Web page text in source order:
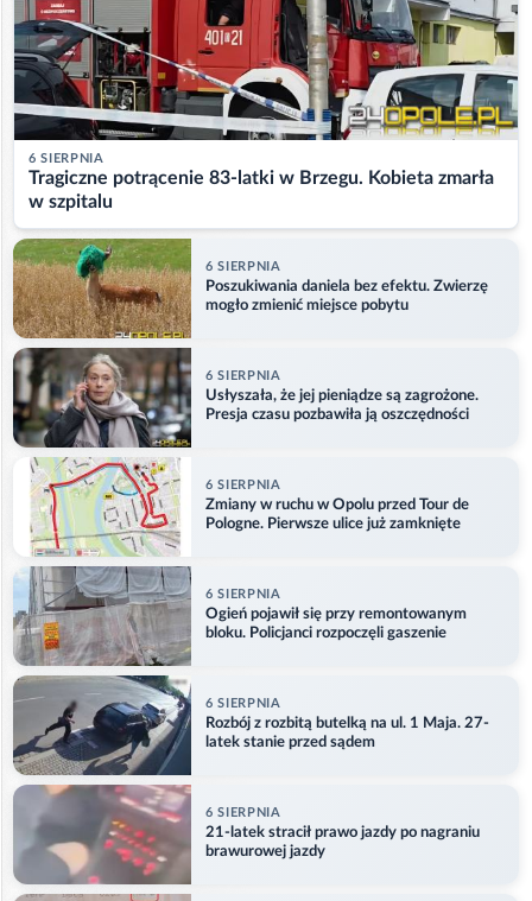
6 SIERPNIA
Tragiczne potrącenie 83-latki w Brzegu. Kobieta zmarła
w szpitalu
6 SIERPNIA
Poszukiwania daniela bez efektu. Zwierzę
mogło zmienić miejsce pobytu
6 SIERPNIA
Usłyszała, że jej pieniądze są zagrożone.
Presja czasu pozbawiła ją oszczędności
6 SIERPNIA
Zmiany w ruchu w Opolu przed Tour de
Pologne. Pierwsze ulice już zamknięte
6 SIERPNIA
Ogień pojawił się przy remontowanym
bloku. Policjanci rozpoczęli gaszenie
6 SIERPNIA
Rozbój z rozbitą butelką na ul. 1 Maja. 27-
latek stanie przed sądem
6 SIERPNIA
21-latek stracił prawo jazdy po nagraniu
brawurowej jazdy